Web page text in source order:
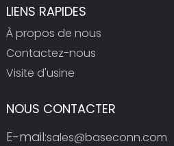
LIENS RAPIDES
À propos de nous
Contactez-nous
Visite d'usine
NOUS CONTACTER
E-mail:sales@baseconn.com